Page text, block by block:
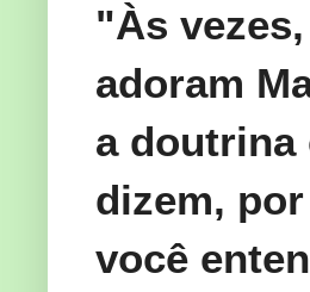
"Às vezes,
adoram
a doutrina
dizem,
você